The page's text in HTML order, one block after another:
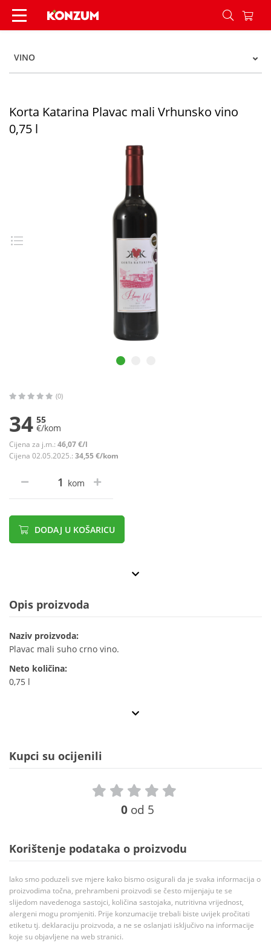
Korta Katarina Plavac mali Vrhunsko vino 0,75 l -
VINO
Korta Katarina Plavac mali Vrhunsko vino
0,75 l
(0)
34 55
€/kom
Cijena za j.m.: 46,07 €/l
Cijena 02.05.2025.: 34,55 €/kom
kom
DODAJ U KOŠARICU
Opis proizvoda
Naziv proizvoda:
Plavac mali suho crno vino.
Neto količina:
0,75 l
Kupci su ocijenili
0 od 5
Korištenje podataka o proizvodu
Iako smo poduzeli sve mjere kako bismo osigurali da je svaka informacija o
proizvodima točna, prehrambeni proizvodi se često mijenjaju te se
slijedom navedenoga sastojci, količina sastojaka, nutritivna vrijednost,
alergeni mogu promjeniti. Prije konzumacije trebali biste uvijek pročitati
etiketu tj. deklaraciju proizvoda, a ne se oslanjati isključivo na informacije
koje su objavljene na web stranici.